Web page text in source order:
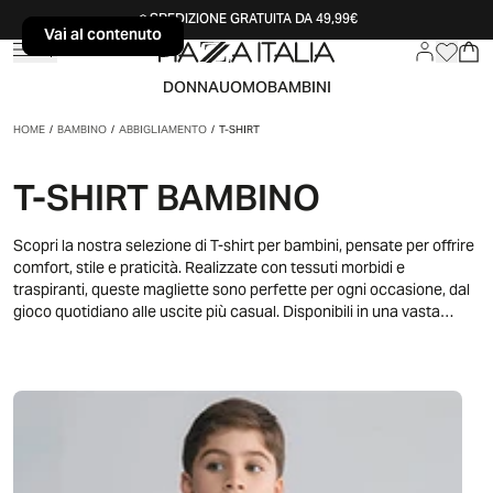
Vai al contenutoSPEDIZIONE GRATUITA DA 49,99€
DONNAUOMOBAMBINI
HOME/BAMBINO/ABBIGLIAMENTO/T-SHIRT
T-SHIRT BAMBINO
Scopri la nostra selezione di T-shirt per bambini, pensate per offrire
comfort, stile e praticità. Realizzate con tessuti morbidi e
traspiranti, queste magliette sono perfette per ogni occasione, dal
gioco quotidiano alle uscite più casual. Disponibili in una vasta
sentirsi liberi e a loro agio in ogni momento della giornata
Vai al contenuto